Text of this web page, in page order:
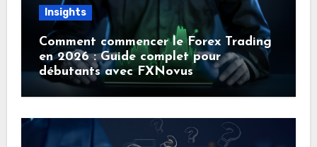
Insights
Comment commencer le Forex Trading
en 2026 : Guide complet pour
débutants avec FXNovus